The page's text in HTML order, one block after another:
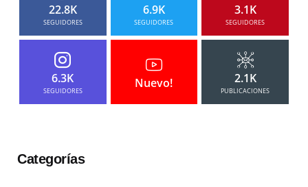
22.8K
SEGUIDORES
6.9K
SEGUIDORES
3.1K
SEGUIDORES
6.3K
SEGUIDORES
Nuevo! 2.1K
PUBLICACIONES
Categorías